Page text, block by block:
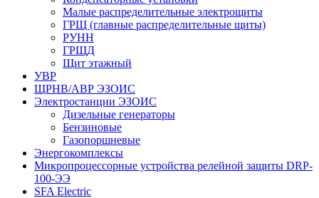
Малые распределительные электрощиты
ГРЩ (главные распределительные щиты)
РУНН
ГРЩД
Щит этажный
УВР
ЩРНВ/АВР ЭЗОИС
Электростанции ЭЗОИС
Дизельные генераторы
Бензиновые
Газопоршневые
Энергокомплексы
Микропроцессорные устройства релейной защиты DRP-
100-ЭЭ
SFA Electric